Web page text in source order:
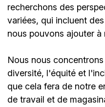
recherchons des
variées, qui incluent
nous pouvons ajouter à
Nous nous
diversité, l'équité et
que cela fera de notre
de travail et de